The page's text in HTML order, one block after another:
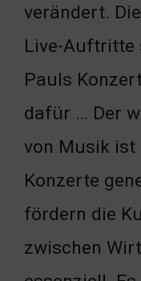
verändert.
Live-Auftritte
Pauls
dafür … Der
von Musik ist
Konzerte
fördern die
zwischen